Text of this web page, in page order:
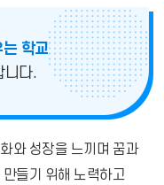
학교
니다.
와 성장을 느끼며 꿈과
들기 위해 노력하고